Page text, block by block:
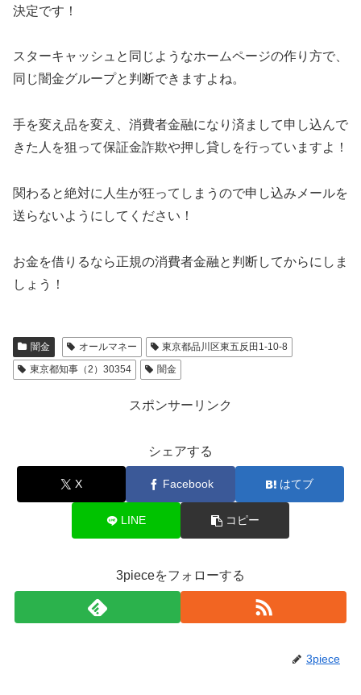
決定です！
スターキャッシュと同じようなホームページの作り方で、
同じ闇金グループと判断できますよね。
手を変え品を変え、消費者金融になり済まして申し込んで
きた人を狙って保証金詐欺や押し貸しを行っていますよ！
関わると絶対に人生が狂ってしまうので申し込みメールを
送らないようにしてください！
お金を借りるなら正規の消費者金融と判断してからにしま
しょう！
闇金 オールマネー
東京都品川区東五反田1-10-8
東京都知事（2）30354
闇金
スポンサーリンク
シェアする
X Facebook はてブ
LINE コピー
3pieceをフォローする
3piece